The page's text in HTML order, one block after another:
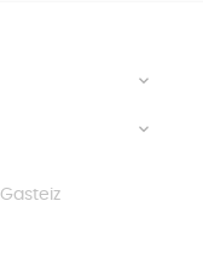

